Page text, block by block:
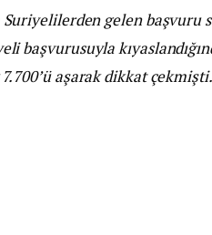
Suriyelilerden gelen başvuru
başvurusuyla
7.700’ü aşarak dikkat çekmişti.